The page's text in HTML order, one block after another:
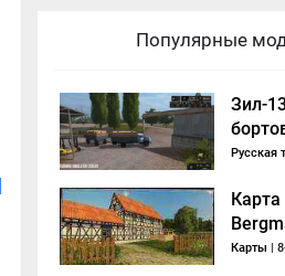
Популярные
Зил-
Русская
Карты |